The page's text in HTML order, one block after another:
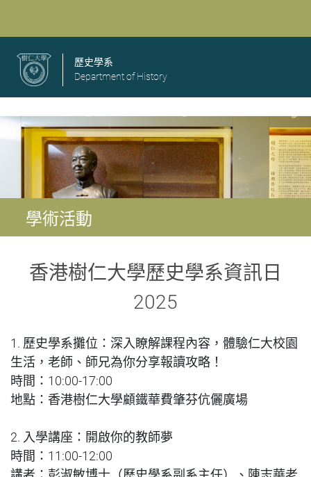
歷史學系
Department of History
學術活動
香港樹仁大學歷史學系資訊日
2025
1. 歷史學系攤位：深入瞭解課程內容，體驗仁大校園
生活，老師、師兄為你分享報讀攻略！
時間：10:00-17:00
地點：香港樹仁大學顧鐵華費肇芬伉儷廣場
2. 入學講座：開啟你的教師夢
時間：11:00-12:00